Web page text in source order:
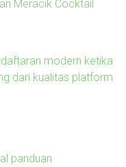
Meracik Cocktail
modern ketika
dari kualitas platform
panduan